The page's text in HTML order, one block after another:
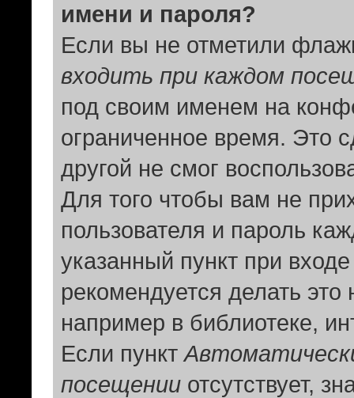
имени и пароля?
Если вы не отметили
входить при каждом
под своим именем на
ограниченное время. Это
другой не смог
Для того чтобы вам не
пользователя и пароль
указанный пункт при
рекомендуется делать
например в библиотеке,
Если пункт
посещении отсутствует,